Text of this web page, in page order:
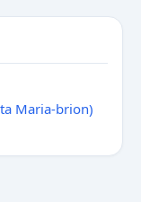
Maria-brion)